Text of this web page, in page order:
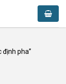
định pha”